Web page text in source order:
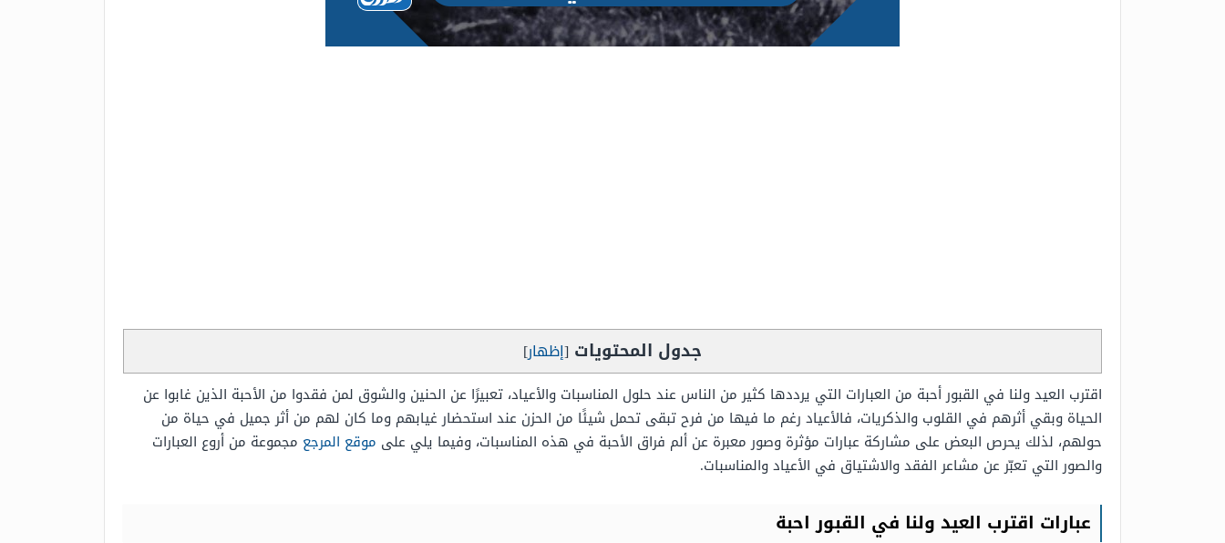
جدول المحتويات [إظهار]
اقترب العيد ولنا في القبور أحبة من العبارات التي يرددها كثير من الناس عند حلول المناسبات والأعياد، تعبيرًا عن الحنين والشوق لمن فقدوا من الأحبة الذين غابوا عن
الحياة وبقي أثرهم في القلوب والذكريات، فالأعياد رغم ما فيها من فرح تبقى تحمل شيئًا من الحزن عند استحضار غيابهم وما كان لهم من أثر جميل في حياة من
حولهم، لذلك يحرص البعض على مشاركة عبارات مؤثرة وصور معبرة عن ألم فراق الأحبة في هذه المناسبات، وفيما يلي على موقع المرجع مجموعة من أروع العبارات
والصور التي تعبّر عن مشاعر الفقد والاشتياق في الأعياد والمناسبات.
عبارات اقترب العيد ولنا في القبور احبة